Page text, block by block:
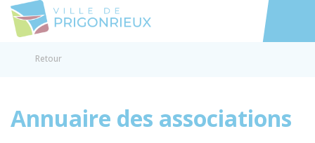
Accéder
Retour
Annuaire des associations